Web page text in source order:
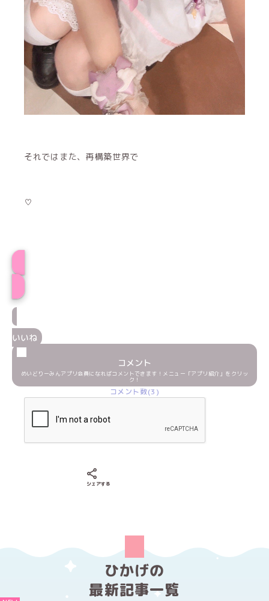
それではまた、再構築世界で
♡
いいね
コメント
めいどりーみんアプリ会員になればコメントできます！メニュー「アプリ紹介」をクリッ
ク！
コメント数(3)
シェアする
ひかげの
最新記事一覧